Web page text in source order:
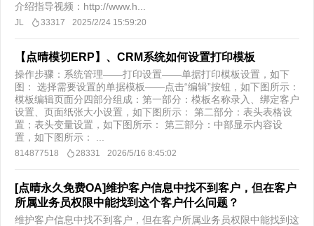
介绍指导视频：http://www.h...
JL 33317 2025/2/24 15:59:20
【点晴模切ERP】、CRM系统如何设置打印模板
操作步骤：系统管理——打印设置——单据打印模板设置，如下
图： 选择需要设置的单据模板——点击“编辑”按钮，如下图所示：
模板编辑页面分四部分组成：第一部分：模板名称录入、绑定客户
设置、页面纸张大小设置，如下图所示： 第二部分：表头表格设
置；表头变量设置，如下图所示： 第三部分：中部显示内容设
置，如下图所示： ...
814877518 28331 2026/5/16 8:45:02
[点晴永久免费OA]维护客户信息中找不到客户，但在客户
所属业务员权限中能找到这个客户什么问题？
维护客户信息中找不到客户，但在客户所属业务员权限中能找到这